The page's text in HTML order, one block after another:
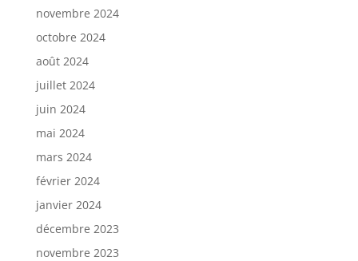
novembre 2024
octobre 2024
août 2024
juillet 2024
juin 2024
mai 2024
mars 2024
février 2024
janvier 2024
décembre 2023
novembre 2023